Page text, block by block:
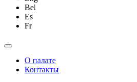
Bel
Es
Fr
О палате
Контакты